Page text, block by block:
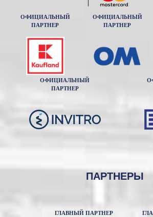
ОФИЦИАЛЬНЫЙ
ПАРТНЕР
ОФИЦИАЛЬНЫЙ
ПАРТНЕР
ОФИЦИАЛЬНЫЙ
ПАРТНЕР
ПАРТНЕРЫ
ГЛАВНЫЙ ПАРТНЕР